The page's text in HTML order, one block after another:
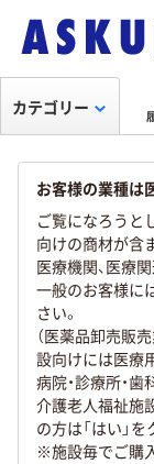
カテゴリー
お客様の業種は
ご覧になろうと
向けの商材が含
医療機関、医療
一般のお客様に
さい。
（医薬品卸売販
設向けには医療
病院・診療所・歯
介護老人福祉施
の方は「はい」
※施設毎でご購